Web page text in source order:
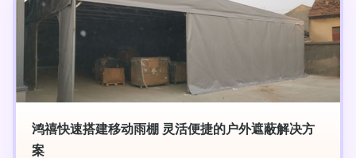
鸿禧快速搭建移动雨棚 灵活便捷的户外遮蔽解决方
案